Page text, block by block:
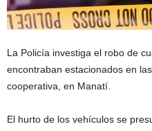
La Policía investiga el robo de
encontraban estacionados en
cooperativa, en Manatí.
El hurto de los vehículos se